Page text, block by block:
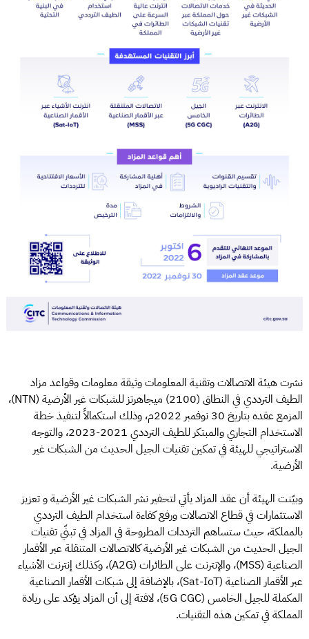
نشرت هيئة الاتصالات وتقنية المعلومات وثيقة معلومات وقواعد مزاد
الطيف الترددي في النطاق (2100) ميجاهرتز للشبكات غير الأرضية (NTN)،
المزمع عقده بتاريخ 30 نوفمبر 2022م، وذلك استكمالاً لتنفيذ خطة
الاستخدام التجاري والمبتكر للطيف الترددي 2021-2023، والتوجه
الاستراتيجي للهيئة في تمكين تقنيات الجيل الحديث من الشبكات غير
الأرضية.
وبيّنت الهيئة أن عقد المزاد يأتي لتحفير نشر الشبكات غير الأرضية و تعزيز
الاستثمارات في قطاع الاتصالات ورفع كفاءة استخدام الطيف الترددي
بالمملكة، حيث ستساهم الترددات المطروحة في المزاد في تبنّي تقنيات
الجيل الحديث من الشبكات غير الأرضية كالاتصالات المتنقلة عبر الأقمار
الصناعية (MSS)، والإنترنت على الطائرات (A2G)، وكذلك إنترنت الأشياء
عبر الأقمار الصناعية (Sat-IoT)، بالإضافة إلى شبكات الأقمار الصناعية
المكملة للجيل الخامس (5G CGC)، لافتة إلى أن المزاد يؤكد على ريادة
المملكة في تمكين هذه التقنيات.